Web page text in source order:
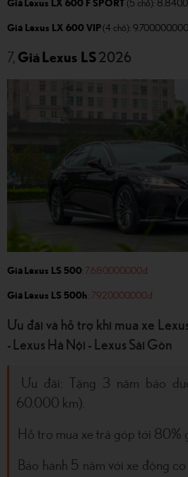
Giá Lexus LX 600 F SPORT (5 chỗ):
Giá Lexus LX 600 VIP (4 chỗ):
7, Giá Lexus LS 2026
Giá Lexus LS 500: 7.680.000.000.đ
Giá Lexus LS 500h: 7.920.000.000.đ
Ưu đãi và hỗ trợ khi mua xe
- Lexus Hà Nội - Lexus Sài Gòn
Ưu đãi: Tặng 3 năm bảo
60.000 km).
Hỗ trợ mua xe trả góp tới 80%
Bảo hành 5 năm với xe động